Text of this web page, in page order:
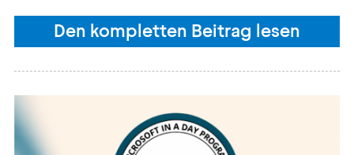
Den kompletten Beitrag lesen